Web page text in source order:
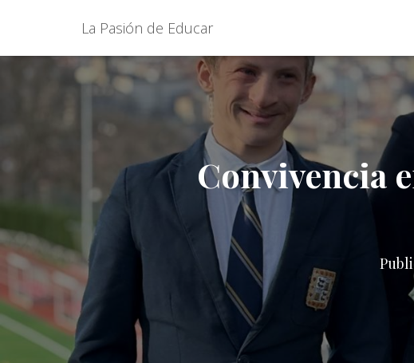
La Pasión de Educar
Convivencia